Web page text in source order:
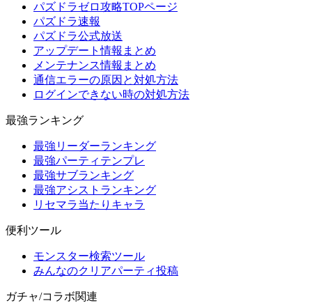
パズドラゼロ攻略TOPページ
パズドラ速報
パズドラ公式放送
アップデート情報まとめ
メンテナンス情報まとめ
通信エラーの原因と対処方法
ログインできない時の対処方法
最強ランキング
最強リーダーランキング
最強パーティテンプレ
最強サブランキング
最強アシストランキング
リセマラ当たりキャラ
便利ツール
モンスター検索ツール
みんなのクリアパーティ投稿
ガチャ/コラボ関連